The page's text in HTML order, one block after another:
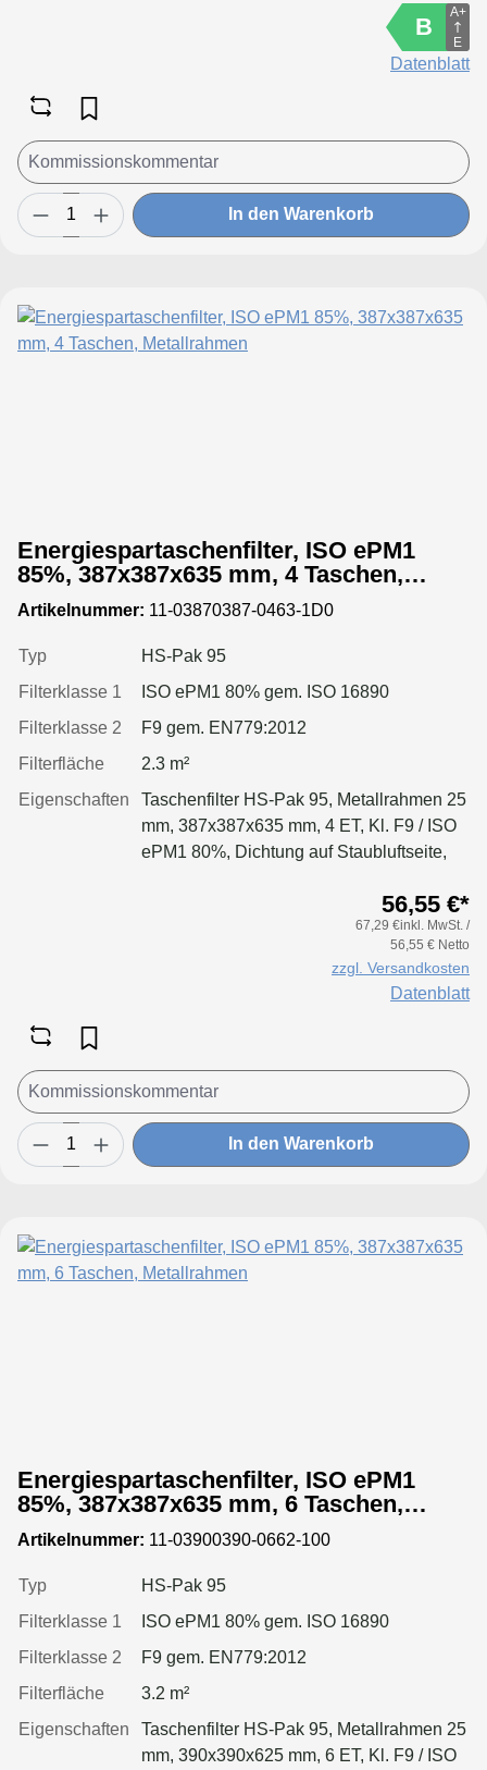
B
A+
E
Datenblatt
In den Warenkorb
Energiespartaschenfilter, ISO ePM1
85%, 387x387x635 mm, 4 Taschen,
Metallrahmen
Artikelnummer: 11-03870387-0463-1D0
Typ
HS-Pak 95
Filterklasse 1
ISO ePM1 80% gem. ISO 16890
Filterklasse 2
F9 gem. EN779:2012
Filterfläche
2.3 m²
Eigenschaften
Taschenfilter HS-Pak 95, Metallrahmen 25
mm, 387x387x635 mm, 4 ET, Kl. F9 / ISO
ePM1 80%, Dichtung auf Staubluftseite,
56,55 €*
67,29 €inkl. MwSt. /
56,55 € Netto
zzgl. Versandkosten
Datenblatt
In den Warenkorb
Energiespartaschenfilter, ISO ePM1
85%, 387x387x635 mm, 6 Taschen,
Metallrahmen
Artikelnummer: 11-03900390-0662-100
Typ
HS-Pak 95
Filterklasse 1
ISO ePM1 80% gem. ISO 16890
Filterklasse 2
F9 gem. EN779:2012
Filterfläche
3.2 m²
Eigenschaften
Taschenfilter HS-Pak 95, Metallrahmen 25
mm, 390x390x625 mm, 6 ET, Kl. F9 / ISO